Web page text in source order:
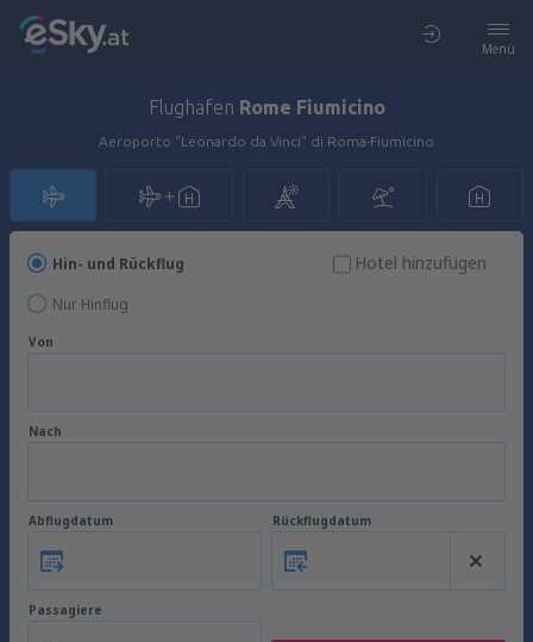
Menü
Flughafen Rome Fiumicino
Aeroporto "Leonardo da Vinci" di Roma-Fiumicino
Hin- und Rückflug
Nur Hinflug
Hotel hinzufügen
Von
Nach
Abflugdatum Rückflugdatum
Passagiere